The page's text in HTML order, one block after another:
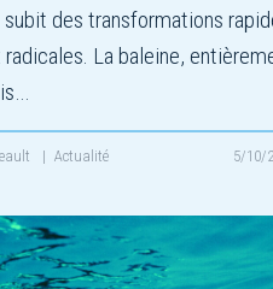
des transformations
La baleine,
| Actualité 5/10/